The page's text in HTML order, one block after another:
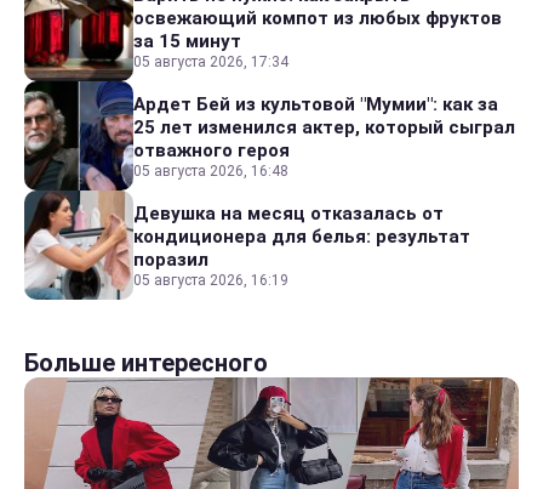
освежающий компот из любых фруктов
за 15 минут
05 августа 2026, 17:34
Ардет Бей из культовой "Мумии": как за
25 лет изменился актер, который сыграл
отважного героя
05 августа 2026, 16:48
Девушка на месяц отказалась от
кондиционера для белья: результат
поразил
05 августа 2026, 16:19
Больше интересного